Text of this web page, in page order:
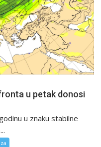
u petak donosi
u znaku stabilne